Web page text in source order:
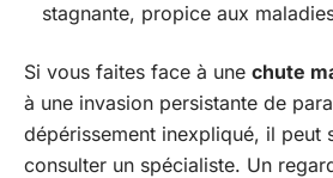
stagnante, propice aux
Si vous faites face à une chute
à une invasion persistante de
dépérissement inexpliqué, il peut
consulter un spécialiste. Un